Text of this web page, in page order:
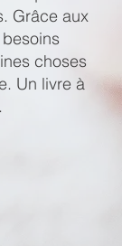
Grâce aux
choses
Un livre à